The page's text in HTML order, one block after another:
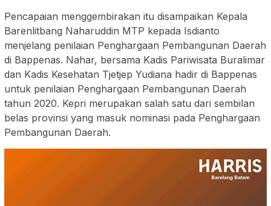
Pencapaian menggembirakan itu disampaikan Kepala
Barenlitbang Naharuddin MTP kepada Isdianto
menjelang penilaian Penghargaan Pembangunan Daerah
di Bappenas. Nahar, bersama Kadis Pariwisata Buralimar
dan Kadis Kesehatan Tjetjep Yudiana hadir di Bappenas
untuk penilaian Penghargaan Pembangunan Daerah
tahun 2020. Kepri merupakan salah satu dari sembilan
belas provinsi yang masuk nominasi pada Penghargaan
Pembangunan Daerah.